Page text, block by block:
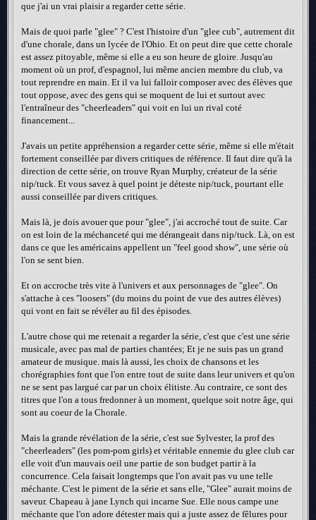
que j'ai un vrai plaisir a regarder cette série.
Mais de quoi parle "glee" ? C'est l'histoire d'un "glee cub", autrement dit
d'une chorale, dans un lycée de l'Ohio. Et on peut dire que cette chorale
est assez pitoyable, même si elle a eu son heure de gloire. Jusqu'au
moment où un prof, d'espagnol, lui même ancien membre du club, va
tout reprendre en main. Et il va lui falloir composer avec des élèves que
tout oppose, avec des gens qui se moquent de lui et surtout avec
l'entraîneur des "cheerleaders" qui voit en lui un rival coté
financement...
J'avais un petite appréhension a regarder cette série, même si elle m'était
fortement conseillée par divers critiques de référence. Il faut dire qu'à la
direction de cette série, on trouve Ryan Murphy, créateur de la série
nip/tuck. Et vous savez à quel point je déteste nip/tuck, pourtant elle
aussi conseillée par divers critiques.
Mais là, je dois avouer que pour "glee", j'ai accroché tout de suite. Car
on est loin de la méchanceté qui me dérangeait dans nip/tuck. Là, on est
dans ce que les américains appellent un "feel good show", une série où
l'on se sent bien.
Et on accroche très vite à l'univers et aux personnages de "glee". On
s'attache à ces "loosers" (du moins du point de vue des autres élèves)
qui vont en fait se révéler au fil des épisodes.
L'autre chose qui me retenait a regarder la série, c'est que c'est une série
musicale, avec pas mal de parties chantées; Et je ne suis pas un grand
amateur de musique. mais là aussi, les choix de chansons et les
chorégraphies font que l'on entre tout de suite dans leur univers et qu'on
ne se sent pas largué car par un choix élitiste. Au contraire, ce sont des
titres que l'on a tous fredonner à un moment, quelque soit notre âge, qui
sont au coeur de la Chorale.
Mais la grande révélation de la série, c'est sue Sylvester, la prof des
"cheerleaders" (les pom-pom girls) et véritable ennemie du glee club car
elle voit d'un mauvais oeil une partie de son budget partir à la
concurrence. Cela faisait longtemps que l'on avait pas vu une telle
méchante. C'est le piment de la série et sans elle, "Glee" aurait moins de
saveur. Chapeau à jane Lynch qui incarne Sue. Elle nous campe une
méchante que l'on adore détester mais qui a juste assez de fêlures pour